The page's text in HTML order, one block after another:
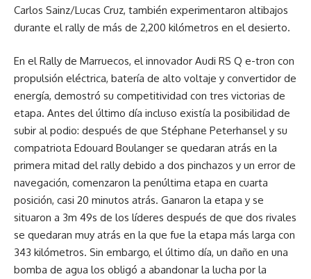
Carlos Sainz/Lucas Cruz, también experimentaron altibajos
durante el rally de más de 2,200 kilómetros en el desierto.
En el Rally de Marruecos, el innovador Audi RS Q e-tron con
propulsión eléctrica, batería de alto voltaje y convertidor de
energía, demostró su competitividad con tres victorias de
etapa. Antes del último día incluso existía la posibilidad de
subir al podio: después de que Stéphane Peterhansel y su
compatriota Edouard Boulanger se quedaran atrás en la
primera mitad del rally debido a dos pinchazos y un error de
navegación, comenzaron la penúltima etapa en cuarta
posición, casi 20 minutos atrás. Ganaron la etapa y se
situaron a 3m 49s de los líderes después de que dos rivales
se quedaran muy atrás en la que fue la etapa más larga con
343 kilómetros. Sin embargo, el último día, un daño en una
bomba de agua los obligó a abandonar la lucha por la